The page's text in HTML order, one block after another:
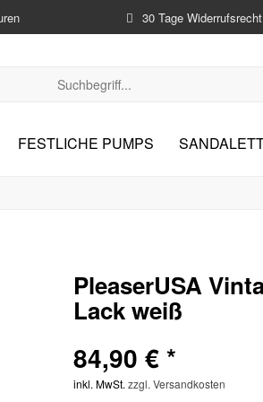
30 Tage Widerrufsrecht
FESTLICHE PUMPS
PleaserUSA
Lack weiß
84,90 € *
inkl. MwSt. zzgl. Versandkosten